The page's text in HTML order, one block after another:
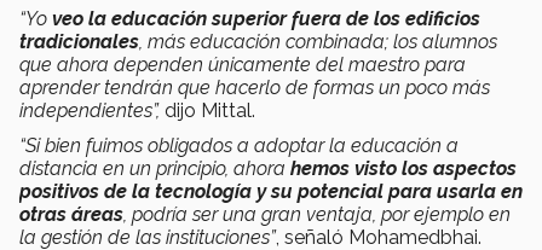
“Yo veo la educación superior fuera de los edificios
tradicionales , más educación combinada; los alumnos
que ahora dependen únicamente del maestro para
aprender tendrán que hacerlo de formas un poco más
independientes”, dijo Mittal.
“Si bien fuimos obligados a adoptar la educación a
distancia en un principio, ahora hemos visto los aspectos
positivos de la tecnología y su potencial para usarla en
otras áreas , podría ser una gran ventaja, por ejemplo en
la gestión de las instituciones”, señaló Mohamedbhai.